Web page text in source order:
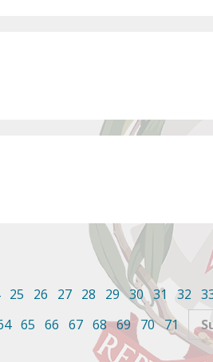
25 26 27 28 29 30 31 32
65 66 67 68 69 70 71